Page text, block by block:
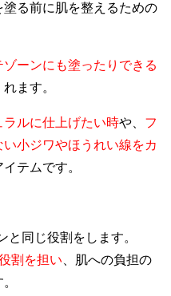
る前に肌を整えるための
ーンにも塗ったりできる
ます。
ラルに仕上げたい時や、 フ
小ジワやほうれい線をカ
テムです。
と同じ役割をします。
割を担い 、肌への負担の